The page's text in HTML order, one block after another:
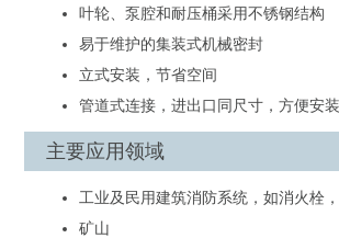
叶轮、泵腔和耐压桶采用不锈钢结构
易于维护的集装式机械密封
立式安装，节省空间
管道式连接，进出口同尺寸，方便安装
主要应用领域
工业及民用建筑消防系统，如消火栓
矿山